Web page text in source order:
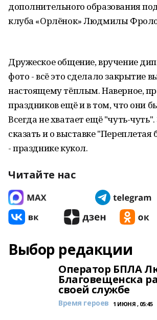
дополнительного образования
клуба «Орлёнок» Людмилы
Дружеское общение, вручение
фото - всё это сделало закрытие
настоящему тёплым. Наверное,
праздников ещё и в том, что они
Всегда не хватает ещё "чуть-
сказать и о выставке
- празднике кукол.
Читайте нас
Выбор редакции
Оператор БПЛА
Благовещенска
своей службе
Время героев 1 ИЮНЯ , 05:45